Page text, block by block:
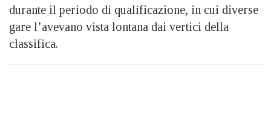
durante il periodo di qualificazione, in cui diverse
gare l’avevano vista lontana dai vertici della
classifica.